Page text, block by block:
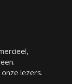
lezers.